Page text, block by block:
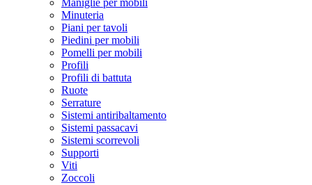
Maniglie per mobili
Minuteria
Piani per tavoli
Piedini per mobili
Pomelli per mobili
Profili
Profili di battuta
Ruote
Serrature
Sistemi antiribaltamento
Sistemi passacavi
Sistemi scorrevoli
Supporti
Viti
Zoccoli